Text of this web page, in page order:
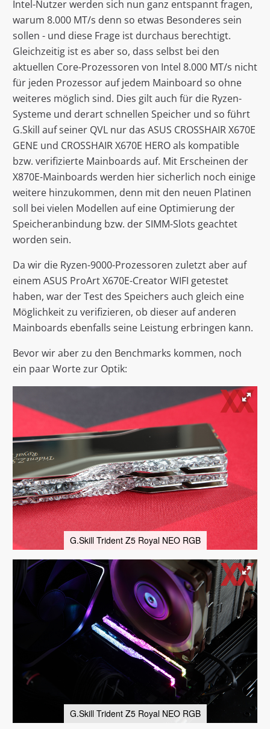
Intel-Nutzer werden sich nun ganz entspannt fragen,
warum 8.000 MT/s denn so etwas Besonderes sein
sollen - und diese Frage ist durchaus berechtigt.
Gleichzeitig ist es aber so, dass selbst bei den
aktuellen Core-Prozessoren von Intel 8.000 MT/s nicht
für jeden Prozessor auf jedem Mainboard so ohne
weiteres möglich sind. Dies gilt auch für die Ryzen-
Systeme und derart schnellen Speicher und so führt
G.Skill auf seiner QVL nur das ASUS CROSSHAIR X670E
GENE und CROSSHAIR X670E HERO als kompatible
bzw. verifizierte Mainboards auf. Mit Erscheinen der
X870E-Mainboards werden hier sicherlich noch einige
weitere hinzukommen, denn mit den neuen Platinen
soll bei vielen Modellen auf eine Optimierung der
Speicheranbindung bzw. der SIMM-Slots geachtet
worden sein.
Da wir die Ryzen-9000-Prozessoren zuletzt aber auf
einem ASUS ProArt X670E-Creator WIFI getestet
haben, war der Test des Speichers auch gleich eine
Möglichkeit zu verifizieren, ob dieser auf anderen
Mainboards ebenfalls seine Leistung erbringen kann.
Bevor wir aber zu den Benchmarks kommen, noch
ein paar Worte zur Optik:
G.Skill Trident Z5 Royal NEO RGB
G.Skill Trident Z5 Royal NEO RGB